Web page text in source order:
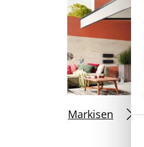
Markisen